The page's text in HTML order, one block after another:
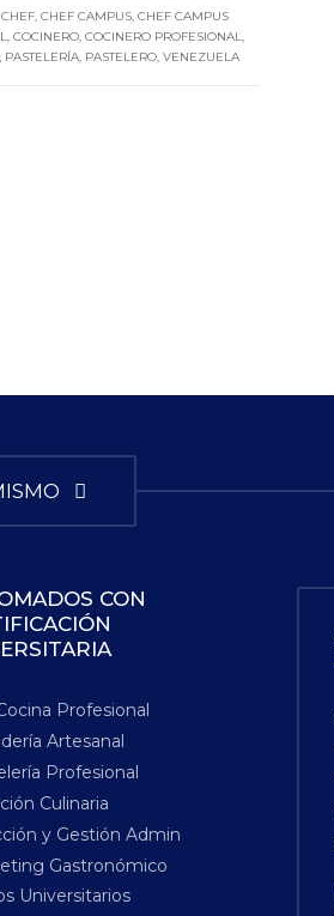
CHEF, CHEF CAMPUS, CHEF CAMPUS
, COCINERO, COCINERO PROFESIONAL,
, PASTELERÍA, PASTELERO, VENEZUELA
CON
Profesional
Artesanal
Profesional
Culinaria
y Gestión Admin
Gastronómico
Universitarios